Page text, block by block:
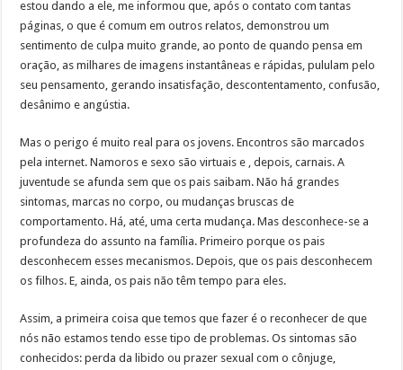
estou dando a ele, me informou que, após o contato com tantas
páginas, o que é comum em outros relatos, demonstrou um
sentimento de culpa muito grande, ao ponto de quando pensa em
oração, as milhares de imagens instantâneas e rápidas, pululam pelo
seu pensamento, gerando insatisfação, descontentamento, confusão,
desânimo e angústia.
Mas o perigo é muito real para os jovens. Encontros são marcados
pela internet. Namoros e sexo são virtuais e , depois, carnais. A
juventude se afunda sem que os pais saibam. Não há grandes
sintomas, marcas no corpo, ou mudanças bruscas de
comportamento. Há, até, uma certa mudança. Mas desconhece-se a
profundeza do assunto na família. Primeiro porque os pais
desconhecem esses mecanismos. Depois, que os pais desconhecem
os filhos. E, ainda, os pais não têm tempo para eles.
Assim, a primeira coisa que temos que fazer é o reconhecer de que
nós não estamos tendo esse tipo de problemas. Os sintomas são
conhecidos: perda da libido ou prazer sexual com o cônjuge,